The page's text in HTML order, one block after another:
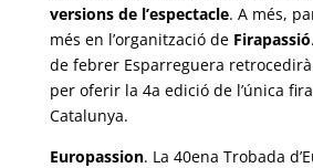
versions de l’espectacle. A més,
més en l’organització de Firapassió
de febrer Esparreguera
per oferir la 4a edició de l’única
Catalunya.
Europassion. La 40ena Trobada